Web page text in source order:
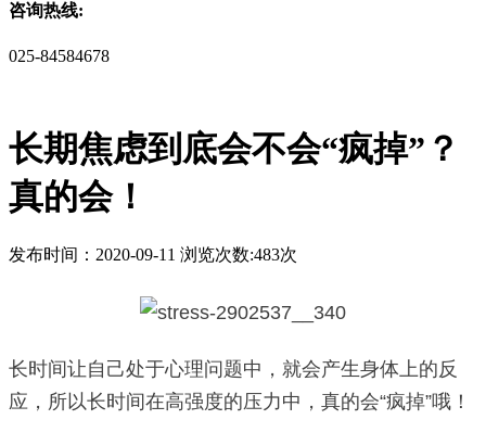
咨询热线:
025-84584678
长期焦虑到底会不会“疯掉”？
真的会！
发布时间：2020-09-11 浏览次数:483次
长时间让自己处于心理问题中，就会产生身体上的反
应，所以长时间在高强度的压力中，真的会“疯掉”哦！